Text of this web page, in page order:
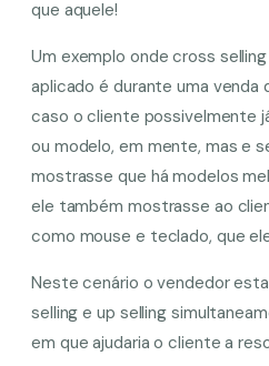
que aquele!
Um exemplo onde cross
aplicado é durante uma
caso o cliente possivelmente
ou modelo, em mente, mas e
mostrasse que há modelos
ele também mostrasse ao
como mouse e teclado, que
Neste cenário o vendedor
selling e up selling
em que ajudaria o cliente a